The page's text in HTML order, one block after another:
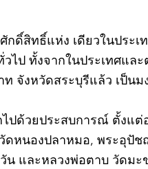
กดิ์สิทธิ์แห่ง เดียวในประเ
ป ทั้งจากในประเทศและ
จังหวัดสระบุรีแล้ว เป็น
ปด้วยประสบการณ์ ตั้งแต่
ดหนองปลาหมอ, พระอุปัช
และหลวงพ่อตาบ วัดมะ